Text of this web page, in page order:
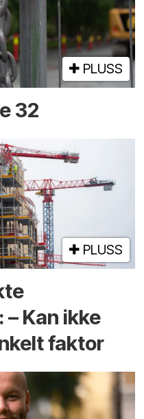
PLUSS
32
PLUSS
Kan ikke
faktor